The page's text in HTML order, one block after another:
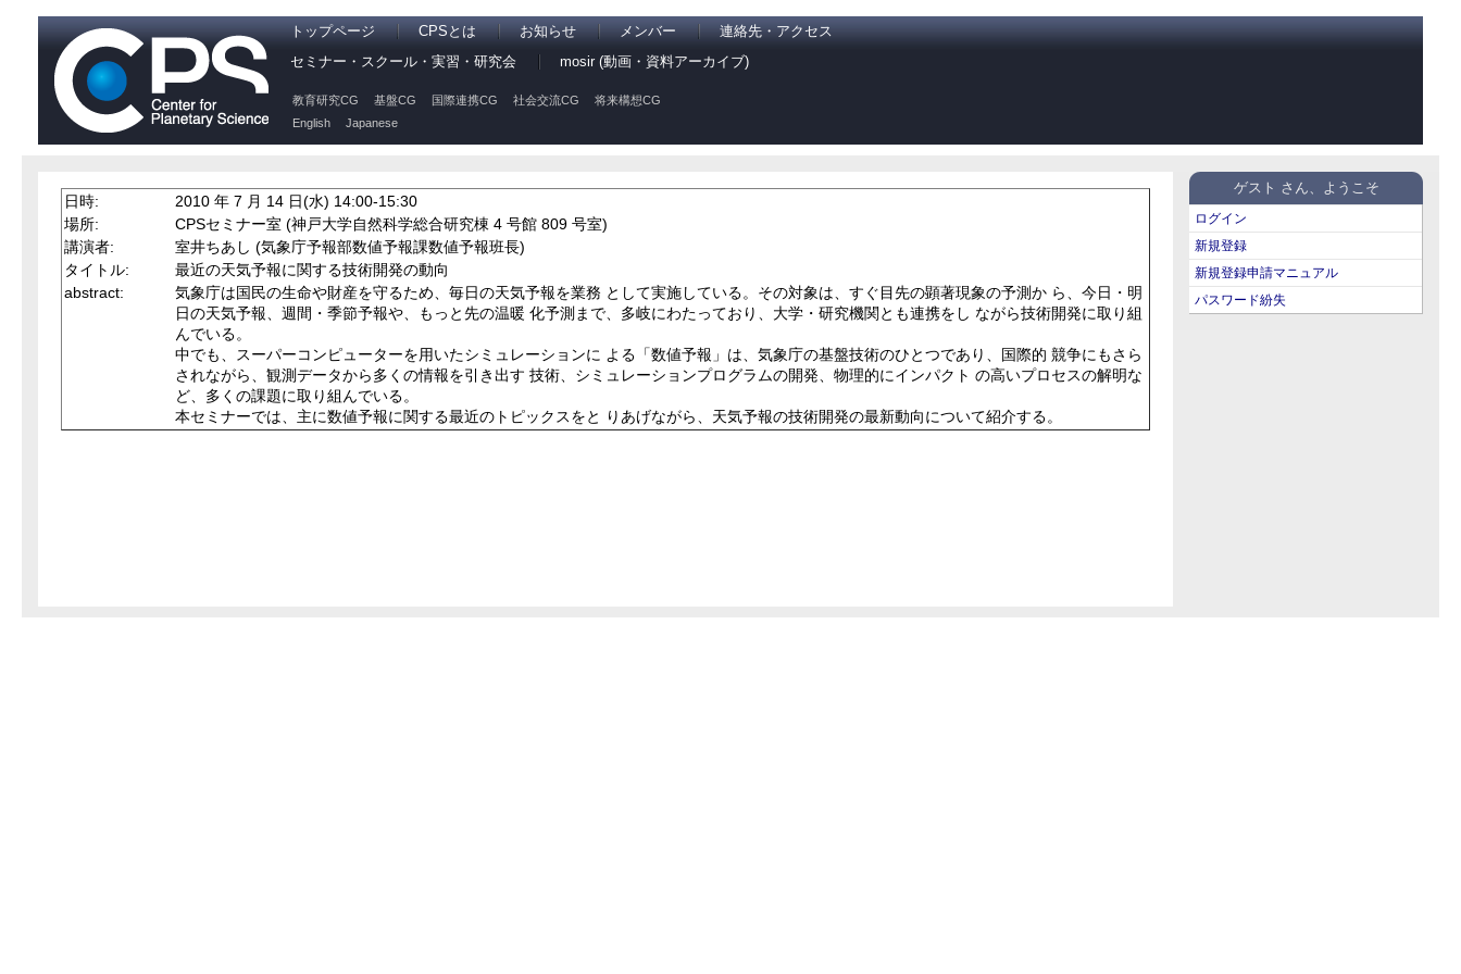
トップページ CPSとは お知らせ メンバー
連絡先・アクセス
セミナー・スクール・実習・研究会
mosir (動画・資料アーカイブ)
教育研究CG 基盤CG 国際連携CG 社会交流CG
将来構想CG
English
Japanese
ゲスト さん、ようこそ
ログイン
新規登録
新規登録申請マニュアル
パスワード紛失
日時:
2010 年 7 月 14 日(水) 14:00-15:30
場所:
CPSセミナー室 (神戸大学自然科学総合研究棟 4 号館 809 号室)
講演者:
室井ちあし (気象庁予報部数値予報課数値予報班長)
タイトル:
最近の天気予報に関する技術開発の動向
abstract:
気象庁は国民の生命や財産を守るため、毎日の天気予報を業務 として実施している。その対象は、すぐ目先の顕著現象の予測か ら、今日・明
日の天気予報、週間・季節予報や、もっと先の温暖 化予測まで、多岐にわたっており、大学・研究機関とも連携をし ながら技術開発に取り組
んでいる。
中でも、スーパーコンピューターを用いたシミュレーションに よる「数値予報」は、気象庁の基盤技術のひとつであり、国際的 競争にもさら
されながら、観測データから多くの情報を引き出す 技術、シミュレーションプログラムの開発、物理的にインパクト の高いプロセスの解明な
ど、多くの課題に取り組んでいる。
本セミナーでは、主に数値予報に関する最近のトピックスをと りあげながら、天気予報の技術開発の最新動向について紹介する。